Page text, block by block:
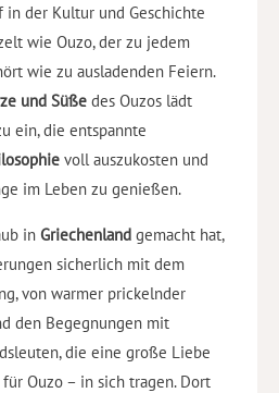
in der Kultur und Geschichte
wie Ouzo, der zu jedem
wie zu ausladenden Feiern.
und Süße des Ouzos lädt
ein, die entspannte
voll auszukosten und
im Leben zu genießen.
in Griechenland gemacht hat,
sicherlich mit dem
von warmer prickelnder
den Begegnungen mit
die eine große Liebe
Ouzo – in sich tragen. Dort